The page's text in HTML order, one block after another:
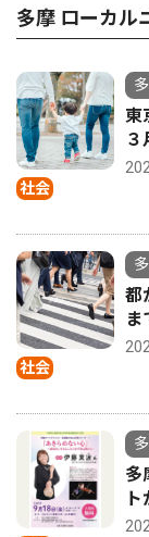
多摩 ローカル
社会
東
３
社会
都
ま
多